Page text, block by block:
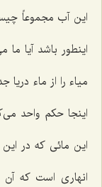
این آب مجموعاً
اینطور باشد آیا
میاء را از ماء
اینجا حكم واحد
این مائى كه در
انهارى است كه آن